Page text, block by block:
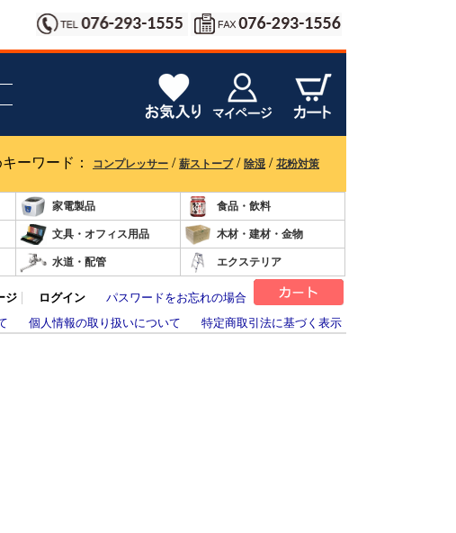
ーワード： コンプレッサー / 薪ストーブ/ 除湿 / 花粉対策
家電製品 食品・飲料
文具・オフィス用品 木材・建材・金物
水道・配管 エクステリア
ジ ログイン
パスワードをお忘れの場合
個人情報の取り扱いについて 特定商取引法に基づく表示